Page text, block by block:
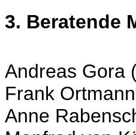
3. Beratende
Andreas Gora
Frank
Anne